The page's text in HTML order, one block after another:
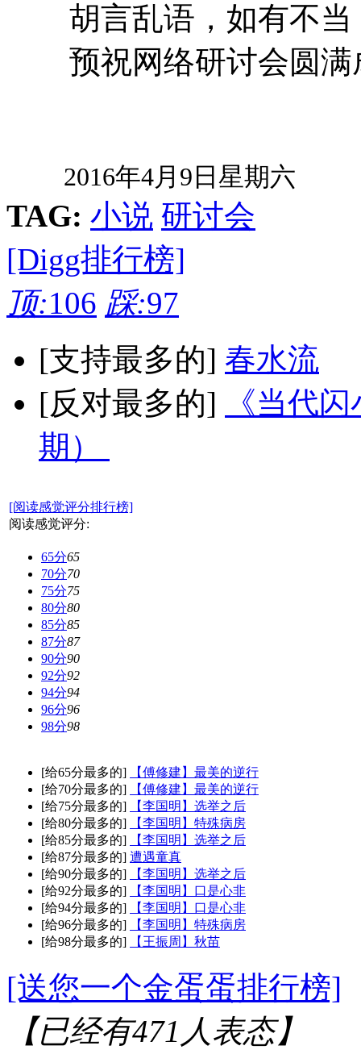
胡言乱语，如有不当
预祝网络研讨会圆满
2016年4月9日星期六
TAG: 小说 研讨会
[Digg排行榜]
顶:106 踩:97
[支持最多的] 春水流
[反对最多的]
《当代
期）
[阅读感觉评分排行榜]
阅读感觉评分:
65分65
70分70
75分75
80分80
85分85
87分87
90分90
92分92
94分94
96分96
98分98
[给65分最多的]
【傅修建】最美的逆行
[给70分最多的]
【傅修建】最美的逆行
[给75分最多的]
【李国明】选举之后
[给80分最多的]
【李国明】特殊病房
[给85分最多的]
【李国明】选举之后
[给87分最多的] 遭遇童真
[给90分最多的]
【李国明】选举之后
[给92分最多的]
【李国明】口是心非
[给94分最多的]
【李国明】口是心非
[给96分最多的]
【李国明】特殊病房
[给98分最多的]
【王振周】秋苗
[送您一个金蛋蛋排行榜]
【已经有471 人表态】